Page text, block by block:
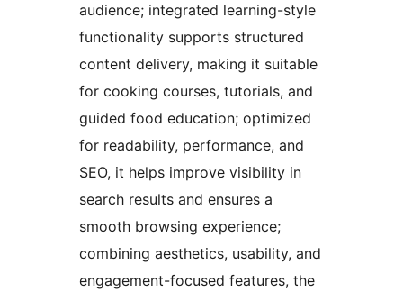
audience; integrated learning-style
functionality supports structured
content delivery, making it suitable
for cooking courses, tutorials, and
guided food education; optimized
for readability, performance, and
SEO, it helps improve visibility in
search results and ensures a
smooth browsing experience;
combining aesthetics, usability, and
engagement-focused features, the